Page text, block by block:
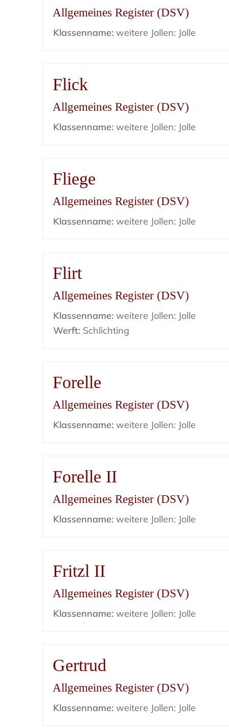
Allgemeines Register (DSV)
Klassenname: weitere Jollen: Jolle
Flick
Allgemeines Register (DSV)
Klassenname: weitere Jollen: Jolle
Fliege
Allgemeines Register (DSV)
Klassenname: weitere Jollen: Jolle
Flirt
Allgemeines Register (DSV)
Klassenname: weitere Jollen: Jolle
Werft: Schlichting
Forelle
Allgemeines Register (DSV)
Klassenname: weitere Jollen: Jolle
Forelle II
Allgemeines Register (DSV)
Klassenname: weitere Jollen: Jolle
Fritzl II
Allgemeines Register (DSV)
Klassenname: weitere Jollen: Jolle
Gertrud
Allgemeines Register (DSV)
Klassenname: weitere Jollen: Jolle